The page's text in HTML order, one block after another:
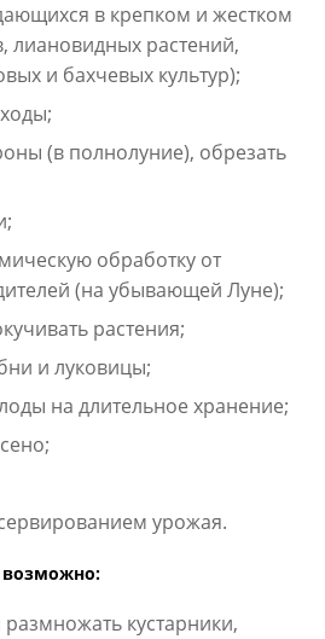
в крепком и жестком
лиановидных растений,
и бахчевых культур);
(в полнолуние), обрезать
обработку от
(на убывающей Луне);
растения;
и луковицы;
на длительное хранение;
урожая.
возможно:
кустарники,